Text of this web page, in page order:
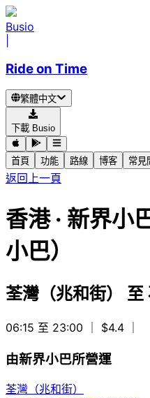
Busio
Ride on Time
繁體中文
下載 Busio
首頁 功能 路線 博客 常見
返回上一頁
香港· 新界小
小巴）
荃灣（兆和街） 至
06:15 至 23:00 ｜ $4.4
由新界小巴所營運
荃灣（兆和街）